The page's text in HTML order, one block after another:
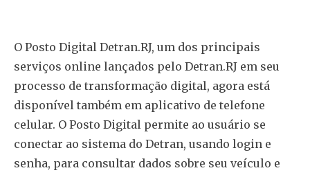
O Posto Digital Detran.RJ, um dos principais
serviços online lançados pelo Detran.RJ em seu
processo de transformação digital, agora está
disponível também em aplicativo de telefone
celular. O Posto Digital permite ao usuário se
conectar ao sistema do Detran, usando login e
senha, para consultar dados sobre seu veículo e